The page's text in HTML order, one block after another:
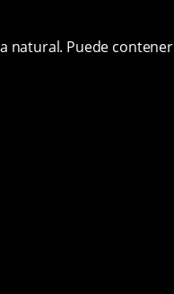
natural. Puede